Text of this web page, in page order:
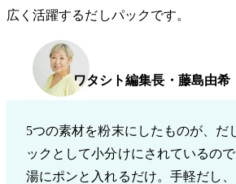
広く活躍するだしパックです。
ワタシト編集長・藤島由希
5つの素材を粉末にしたものが、だ
ックとして小分けにされているの
湯にポンと入れるだけ。手軽だし